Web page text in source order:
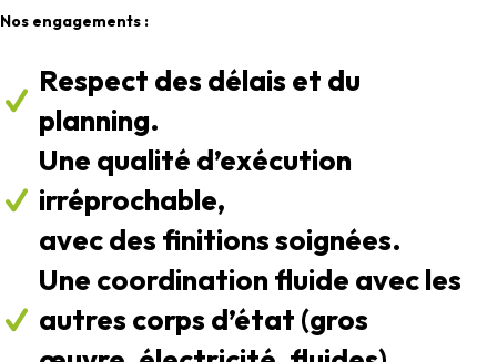
Nos engagements :
Respect des délais et du
planning.
Une qualité d’exécution
irréprochable,
avec des finitions soignées.
Une coordination fluide avec les
autres corps d’état (gros